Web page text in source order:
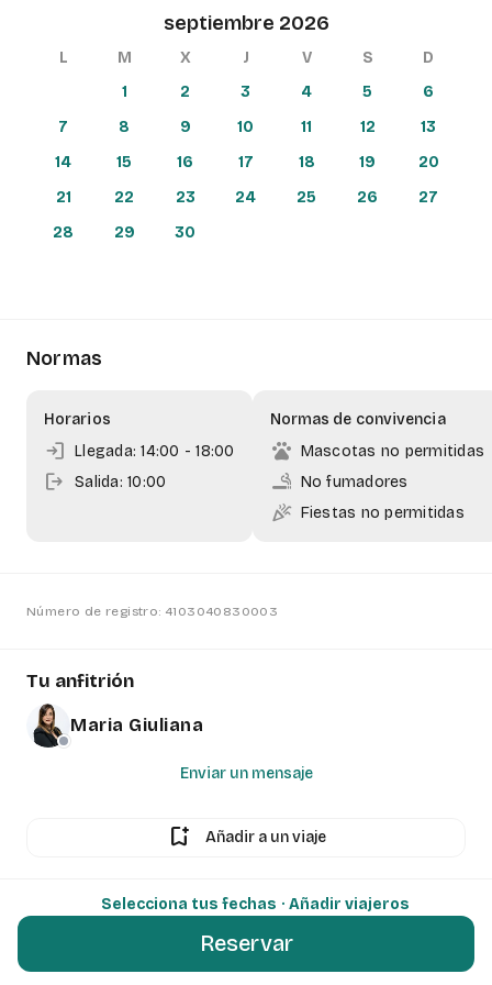
septiembre 2026
L M X J V S
D
1
2 3 4 5
6
7
8 9 10 11 12
13
14
15 16 17 18 19
20
21
22 23 24 25 26
27
28
29 30
Normas
Horarios
login Llegada: 14:00 - 18:00
logout Salida: 10:00
Normas de convivencia
pets Mascotas no permitidas
smoking_rooms No fumadores
celebration Fiestas no permitidas
Número de registro: 4103040830003
Tu anfitrión
Maria Giuliana
Enviar un mensaje
bookmark_add Añadir a un viaje
Selecciona tus fechas · Añadir viajeros
Reservar